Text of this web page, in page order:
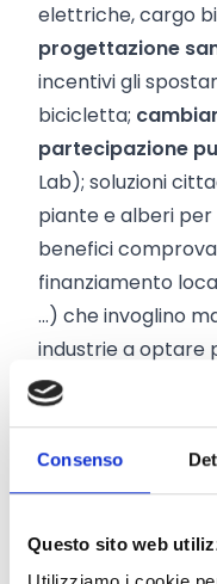
Consenso
Questo sito web
elettriche, cargo
progettazione
incentivi gli
bicicletta;
partecipazione
Lab); soluzioni
piante e alberi per
benefici
finanziamento
...) che invoglino
industrie a optare
abitative) a basse
questione abitativa
economica e
urbana; creare